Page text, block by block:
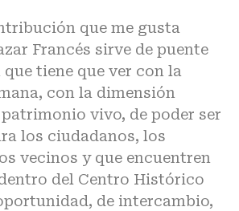
que me gusta
Francés sirve de puente
tiene que ver con la
con la dimensión
vivo, de poder ser
los ciudadanos, los
vecinos y que encuentren
del Centro Histórico
de intercambio,